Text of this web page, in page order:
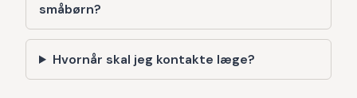
småbørn?
Hvornår skal jeg kontakte læge?